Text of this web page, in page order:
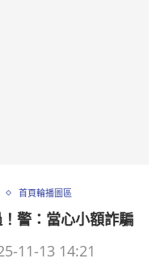
首頁輪播圖區
！警：當心小額詐騙
11-13 14:21